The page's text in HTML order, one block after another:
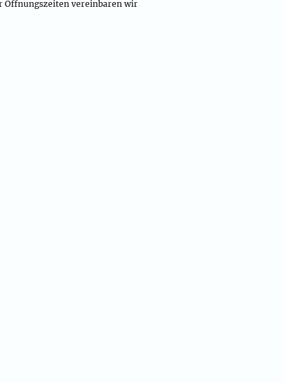
Öffnungszeiten vereinbaren wir